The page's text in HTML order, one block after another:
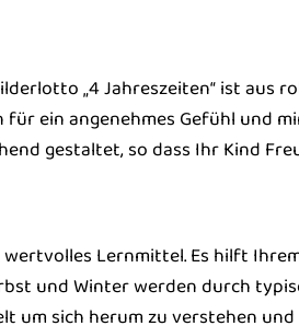
„4 Jahreszeiten“ ist aus
ein angenehmes Gefühl und
gestaltet, so dass Ihr Kind
Lernmittel. Es hilft
und Winter werden durch
um sich herum zu verstehen und